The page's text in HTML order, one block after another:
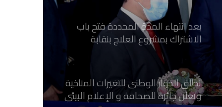
بعد انتهاء المدة المحددة فتح باب
الاشتراك بمشروع العلاج بنقابة
الصحفيين المصريين
تطلق الحوار الوطنى للتغيرات المناخية
وتعلن جائزة للصحافة و الإعلام ‎البيئي